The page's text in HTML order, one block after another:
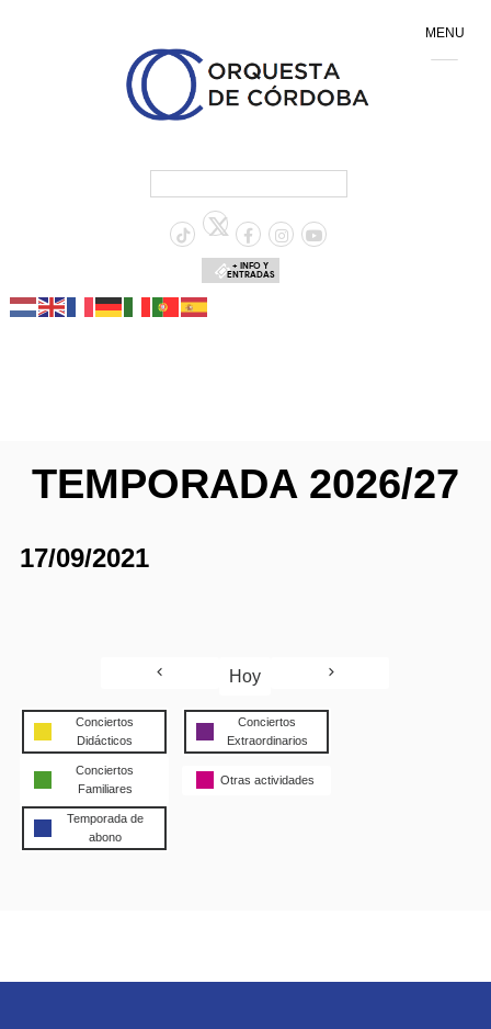
+ INFO Y
ENTRADAS
TEMPORADA 2026/27
17/09/2021
Hoy
Conciertos
Didácticos
Conciertos
Extraordinarios
Conciertos
Familiares
Otras actividades
Temporada de
abono
MENU